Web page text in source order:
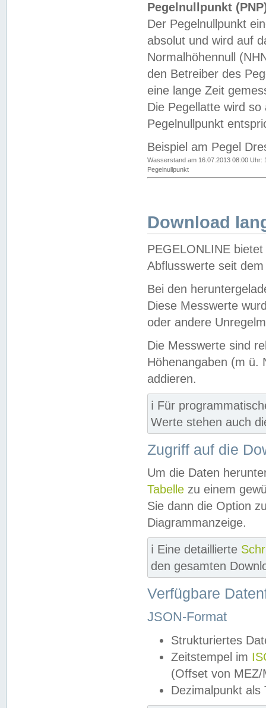
Pegelnullpunkt
Der Pegelnullpunkt
absolut und wird auf
Normalhöhennull
den Betreiber des
eine lange Zeit
Die Pegellatte wird
Pegelnullpunkt
Beispiel am Pegel
Wasserstand am 16.07.2013 08:00 Uhr:
Pegelnullpunkt
Download
PEGELONLINE
Abflusswerte seit
Bei den
Diese Messwerte
oder andere
Die Messwerte sind
Höhenangaben (m ü.
addieren.
ℹ️ Für
Werte stehen auch
Zugriff auf die
Um die Daten
Tabelle zu einem
Sie dann die Option
Diagrammanzeige.
ℹ️ Eine detaillierte
den gesamten
Verfügbare
JSON-Format
Strukturiertes
Zeitstempel im
(Offset von MEZ/
Dezimalpunkt als